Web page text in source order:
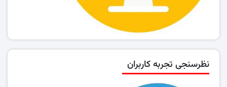
نظرسنجی تجربه کاربران